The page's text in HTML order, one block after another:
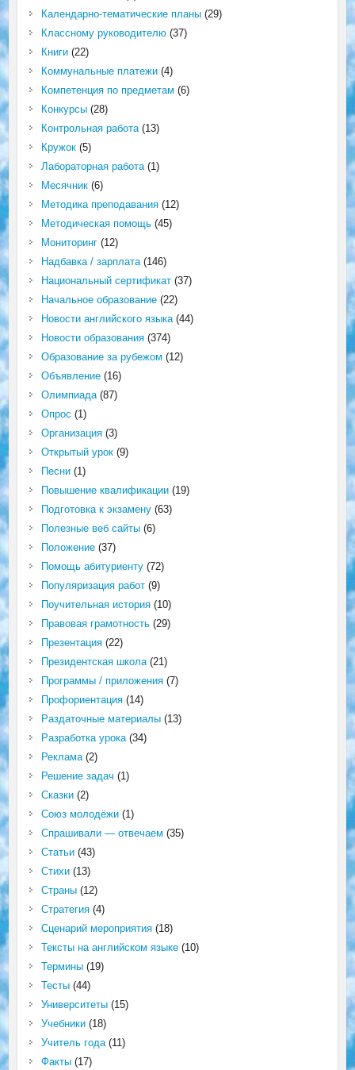
Календарно-тематические планы(29)
Классному руководителю(37)
Книги(22)
Коммунальные платежи(4)
Компетенция по предметам (6)
Конкурсы(28)
Контрольная работа(13)
Кружок(5)
Лабораторная работа(1)
Месячник(6)
Методика преподавания(12)
Методическая помощь(45)
Мониторинг(12)
Надбавка / зарплата(146)
Национальный сертификат(37)
Начальное образование(22)
Новости английского языка(44)
Новости образования(374)
Образование за рубежом (12)
Объявление(16)
Олимпиада(87)
Опрос (1)
Организация(3)
Открытый урок(9)
Песни(1)
Повышение квалификации(19)
Подготовка к экзамену(63)
Полезные веб сайты(6)
Положение(37)
Помощь абитуриенту(72)
Популяризация работ(9)
Поучительная история(10)
Правовая грамотность(29)
Презентация(22)
Президентская школа(21)
Программы / приложения(7)
Профориентация(14)
Раздаточные материалы(13)
Разработка урока(34)
Реклама(2)
Решение задач (1)
Сказки(2)
Союз молодёжи(1)
Спрашивали — отвечаем (35)
Статьи(43)
Стихи(13)
Страны(12)
Стратегия(4)
Сценарий мероприятия(18)
Тексты на английском языке(10)
Термины(19)
Тесты(44)
Университеты(15)
Учебники(18)
Учитель года(11)
Факты(17)